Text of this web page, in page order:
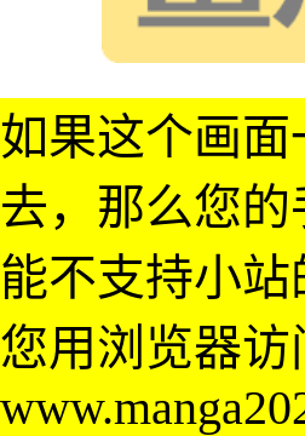
如果这个画
去，那么您
能不支持小站
您用浏览器访